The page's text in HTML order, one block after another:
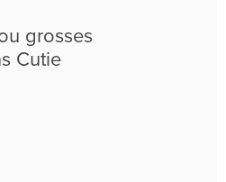
grosses
Cutie